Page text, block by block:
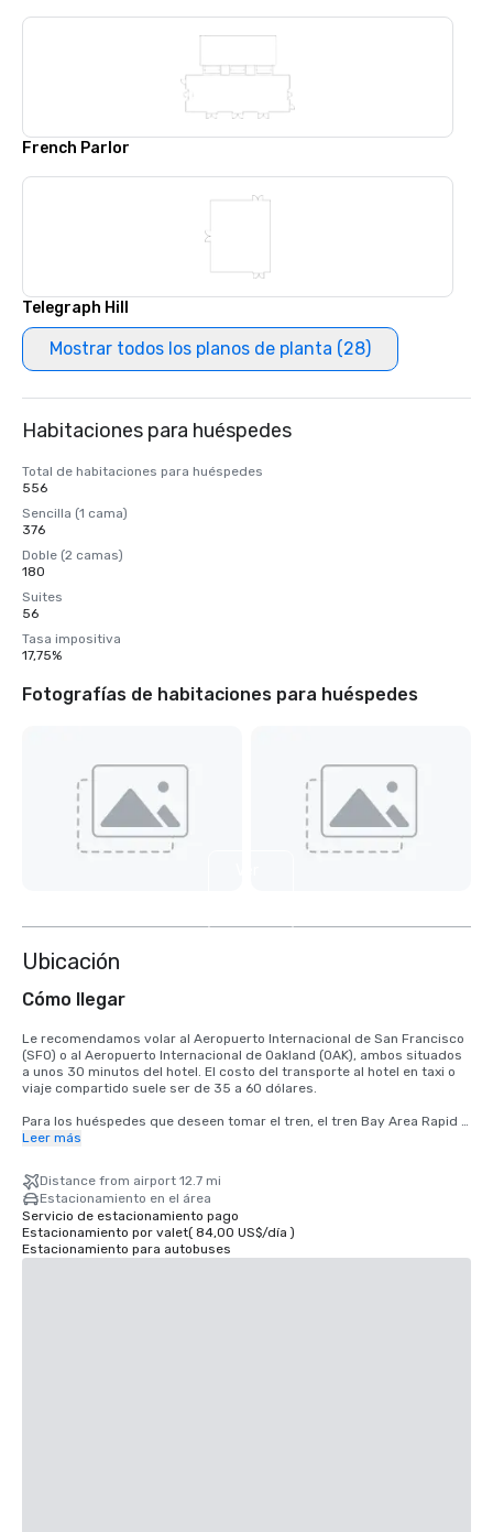
French Parlor
Telegraph Hill
Mostrar todos los planos de planta (28)
Habitaciones para huéspedes
Total de habitaciones para huéspedes
556
Sencilla (1 cama)
376
Doble (2 camas)
180
Suites
56
Tasa impositiva
17,75%
Fotografías de habitaciones para huéspedes
Ubicación
Cómo llegar
Le recomendamos volar al Aeropuerto Internacional de San Francisco
(SFO) o al Aeropuerto Internacional de Oakland (OAK), ambos situados
a unos 30 minutos del hotel. El costo del transporte al hotel en taxi o
viaje compartido suele ser de 35 a 60 dólares.
Para los huéspedes que deseen tomar el tren, el tren Bay Area Rapid
Transit (BART) pasa entre SFO y San Francisco cada 15 a 20 minutos.
estación BART ubicada en la terminal internacional. Baje del tren en la
estación de Montgomery Street. El Palace Hotel está situado en la
esquina de las calles Market y New Montgomery, justo enfrente de la
estación de tren. El costo total es de 8,65 dólares. El tiempo de viaje
es de aproximadamente 45 minutos.
Leer más
Distance from airport 12.7 mi
Estacionamiento en el área
Servicio de estacionamiento pago
Estacionamiento por valet( 84,00 US$/día )
Estacionamiento para autobuses